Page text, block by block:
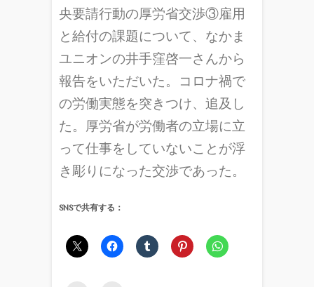
央要請行動の厚労省交渉③雇用
と給付の課題について、なかま
ユニオンの井手窪啓一さんから
報告をいただいた。コロナ禍で
の労働実態を突きつけ、追及し
た。厚労省が労働者の立場に立
って仕事をしていないことが浮
き彫りになった交渉であった。
SNSで共有する：